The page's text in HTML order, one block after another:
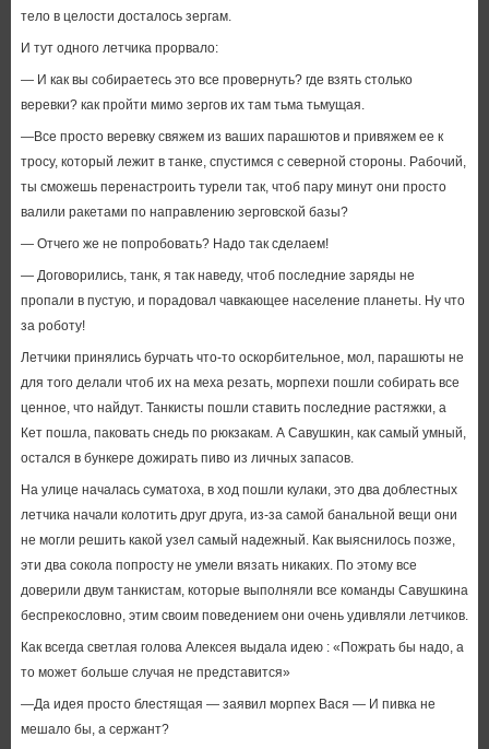
тело в целости досталось зергам.
И тут одного летчика прорвало:
— И как вы собираетесь это все провернуть? где взять столько
веревки? как пройти мимо зергов их там тьма тьмущая.
—Все просто веревку свяжем из ваших парашютов и привяжем ее к
тросу, который лежит в танке, спустимся с северной стороны. Рабочий,
ты сможешь перенастроить турели так, чтоб пару минут они просто
валили ракетами по направлению зерговской базы?
— Отчего же не попробовать? Надо так сделаем!
— Договорились, танк, я так наведу, чтоб последние заряды не
пропали в пустую, и порадовал чавкающее население планеты. Ну что
за роботу!
Летчики принялись бурчать что-то оскорбительное, мол, парашюты не
для того делали чтоб их на меха резать, морпехи пошли собирать все
ценное, что найдут. Танкисты пошли ставить последние растяжки, а
Кет пошла, паковать снедь по рюкзакам. А Савушкин, как самый умный,
остался в бункере дожирать пиво из личных запасов.
На улице началась суматоха, в ход пошли кулаки, это два доблестных
летчика начали колотить друг друга, из-за самой банальной вещи они
не могли решить какой узел самый надежный. Как выяснилось позже,
эти два сокола попросту не умели вязать никаких. По этому все
доверили двум танкистам, которые выполняли все команды Савушкина
беспрекословно, этим своим поведением они очень удивляли летчиков.
Как всегда светлая голова Алексея выдала идею : «Пожрать бы надо, а
то может больше случая не представится»
—Да идея просто блестящая — заявил морпех Вася — И пивка не
мешало бы, а сержант?